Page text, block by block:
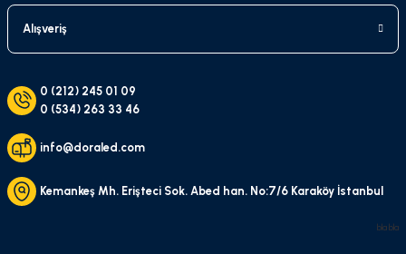
Alışveriş
0 (212) 245 01 09
0 (534) 263 33 46
info@doraled.com
Kemankeş Mh. Erişteci Sok. Abed han. No:7/6 Karaköy İstanbul
bla bla